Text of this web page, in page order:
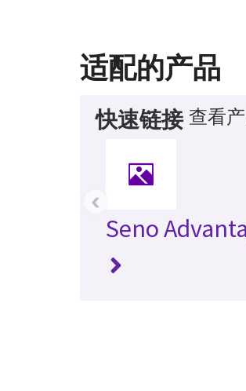
适配的产品
快速链接 查看
Seno
‹